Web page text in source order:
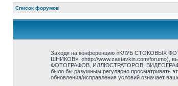
Список форумов
Заходя на конференцию «КЛУБ
ШНИКОВ», «http://www.zastavkin.com/forum»),
ФОТОГРАФОВ, ИЛЛЮСТРАТОРОВ, ВИДЕОГРАФОВ
было бы разумным регулярно
обновления/исправления условий означает